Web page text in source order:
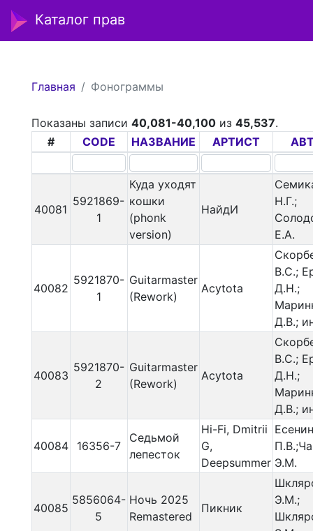
Каталог прав
Главная Фонограммы
Показаны записи 40,081-40,100из 45,537.
#
CODE НАЗВАНИЕ АРТИСТ
40081
5921869-
1
Куда уходят
кошки
(phonk
version)
НайдИ
Н.Г.;
Е.А.
40082
5921870-
1
Guitarmaster
(Rework)
Acytota
В.С.;
Д.Н.;
Д.В.;
40083
5921870-
2
Guitarmaster
(Rework)
Acytota
В.С.;
Д.Н.;
Д.В.;
40084 16356-7
Седьмой
лепесток
Hi-Fi, Dmitrii
G,
Deepsummer
Есенин
Э.М.
40085
5856064-
5
Ночь 2025
Remastered
Пикник
Э.М.;